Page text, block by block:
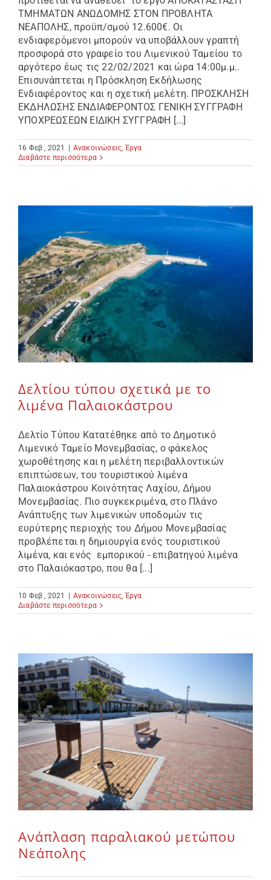
ΤΜΗΜΑΤΩΝ ΑΝΩΔΟΜΗΣ ΣΤΟΝ ΠΡΟΒΛΗΤΑ
ΝΕΑΠΟΛΗΣ, προϋπ/σμού 12.600€. Οι
ενδιαφερόμενοι μπορούν να υποβάλλουν γραπτή
προσφορά στο γραφείο του Λιμενικού Ταμείου το
αργότερο έως τις 22/02/2021 και ώρα 14:00μ.μ..
Επισυνάπτεται η Πρόσκληση Εκδήλωσης
Ενδιαφέροντος και η σχετική μελέτη. ΠΡΟΣΚΛΗΣΗ
ΕΚΔΗΛΩΣΗΣ ΕΝΔΙΑΦΕΡΟΝΤΟΣ ΓΕΝΙΚΗ ΣΥΓΓΡΑΦΗ
ΥΠΟΧΡΕΩΣΕΩΝ ΕΙΔΙΚΗ ΣΥΓΓΡΑΦΗ [...]
16 Φεβ , 2021 Ανακοινώσεις,Έργα
Διαβάστε περισσότερα
Δελτίου τύπου σχετικά με το
λιμένα Παλαιοκάστρου
Δελτίο Τύπου Κατατέθηκε από το Δημοτικό
Λιμενικό Ταμείο Μονεμβασίας, ο φάκελος
χωροθέτησης και η μελέτη περιβαλλοντικών
επιπτώσεων, του τουριστικού λιμένα
Παλαιοκάστρου Κοινότητας Λαχίου, Δήμου
Μονεμβασίας. Πιο συγκεκριμένα, στο Πλάνο
Ανάπτυξης των λιμενικών υποδομών τις
ευρύτερης περιοχής του Δήμου Μονεμβασίας
προβλέπεται η δημιουργία ενός τουριστικού
λιμένα, και ενός εμπορικού - επιβατηγού λιμένα
στο Παλαιόκαστρο, που θα [...]
10 Φεβ , 2021 Ανακοινώσεις,Έργα
Διαβάστε περισσότερα
Ανάπλαση παραλιακού μετώπου
Νεάπολης